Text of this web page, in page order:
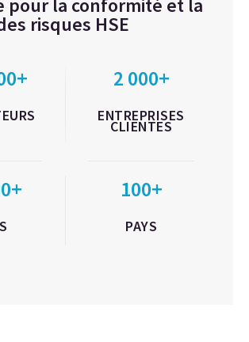
pour la conformité et la
risques HSE
2 000+
ENTREPRISES
CLIENTES
100+
PAYS